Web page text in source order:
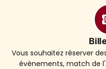
Vous souhaitez réserver
évènements, match de